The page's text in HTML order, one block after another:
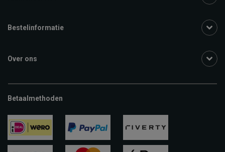
Bestelinformatie
Over ons
Betaalmethoden
ideal paypal riverty